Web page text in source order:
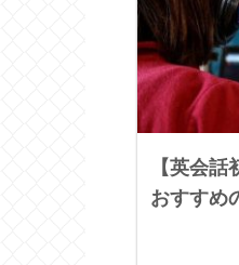
【英会
おすすめ